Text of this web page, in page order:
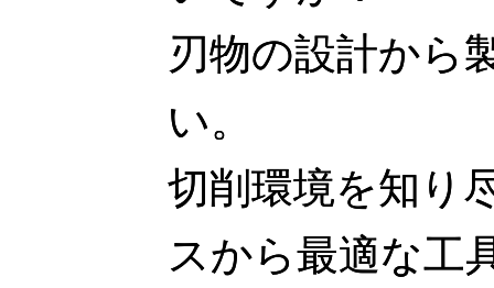
刃物の設計から
い。
切削環境を知り
スから最適な工